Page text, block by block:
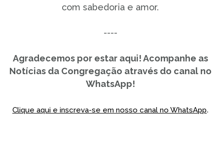
com sabedoria e amor.
----
Agradecemos por estar aqui! Acompanhe as
Notícias da Congregação através do canal no
WhatsApp!
Clique aqui e inscreva-se em nosso canal no WhatsApp.